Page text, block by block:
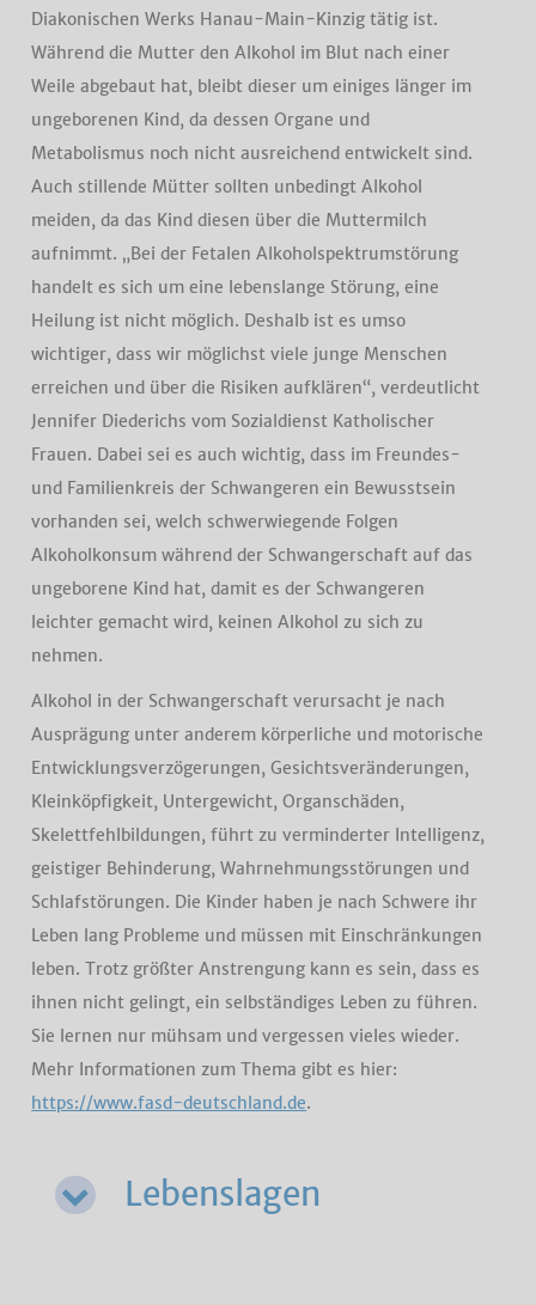
Diakonischen Werks Hanau-Main-Kinzig tätig ist.
Während die Mutter den Alkohol im Blut nach einer
Weile abgebaut hat, bleibt dieser um einiges länger im
ungeborenen Kind, da dessen Organe und
Metabolismus noch nicht ausreichend entwickelt sind.
Auch stillende Mütter sollten unbedingt Alkohol
meiden, da das Kind diesen über die Muttermilch
aufnimmt. „Bei der Fetalen Alkoholspektrumstörung
handelt es sich um eine lebenslange Störung, eine
Heilung ist nicht möglich. Deshalb ist es umso
wichtiger, dass wir möglichst viele junge Menschen
erreichen und über die Risiken aufklären“, verdeutlicht
Jennifer Diederichs vom Sozialdienst Katholischer
Frauen. Dabei sei es auch wichtig, dass im Freundes-
und Familienkreis der Schwangeren ein Bewusstsein
vorhanden sei, welch schwerwiegende Folgen
Alkoholkonsum während der Schwangerschaft auf das
ungeborene Kind hat, damit es der Schwangeren
leichter gemacht wird, keinen Alkohol zu sich zu
nehmen.
Alkohol in der Schwangerschaft verursacht je nach
Ausprägung unter anderem körperliche und motorische
Entwicklungsverzögerungen, Gesichtsveränderungen,
Kleinköpfigkeit, Untergewicht, Organschäden,
Skelettfehlbildungen, führt zu verminderter Intelligenz,
geistiger Behinderung, Wahrnehmungsstörungen und
Schlafstörungen. Die Kinder haben je nach Schwere ihr
Leben lang Probleme und müssen mit Einschränkungen
leben. Trotz größter Anstrengung kann es sein, dass es
ihnen nicht gelingt, ein selbständiges Leben zu führen.
Sie lernen nur mühsam und vergessen vieles wieder.
Mehr Informationen zum Thema gibt es hier:
https://www.fasd-deutschland.de.
Lebenslagen